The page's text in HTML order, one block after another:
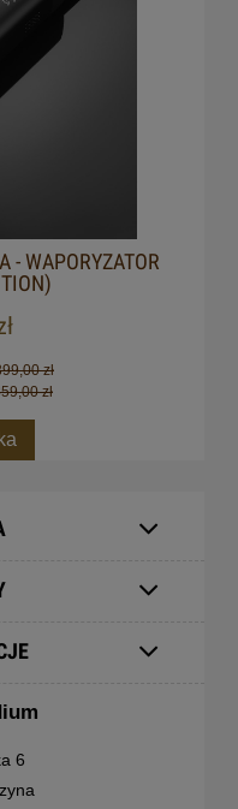
- WAPORYZATOR
zł
zł
6